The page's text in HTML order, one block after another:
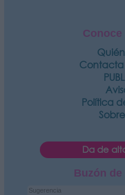
Conoce
Contacta
Política
Da de
Buzón